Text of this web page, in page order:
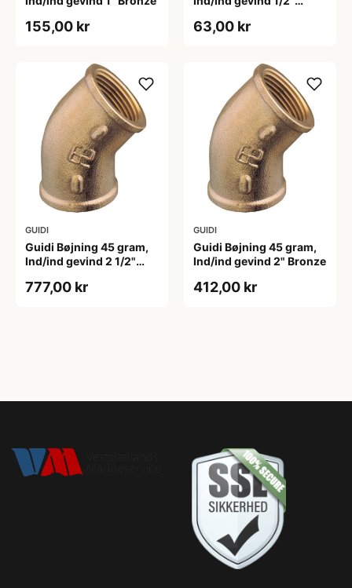
155,00 kr 63,00 kr
GUIDI
Guidi Bøjning 45 gram,
Ind/ind gevind 2 1/2"
777,00 kr
GUIDI
Guidi Bøjning 45 gram,
Ind/ind gevind 2" Bronze
412,00 kr